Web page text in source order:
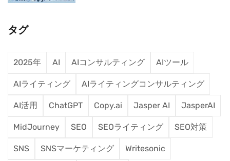
タグ
2025年 AI AIコンサルティング AIツール
AIライティング AIライティングコンサルティング
AI活用 ChatGPT Copy.ai Jasper AI JasperAI
MidJourney SEO SEOライティング SEO対策
SNS SNSマーケティング Writesonic